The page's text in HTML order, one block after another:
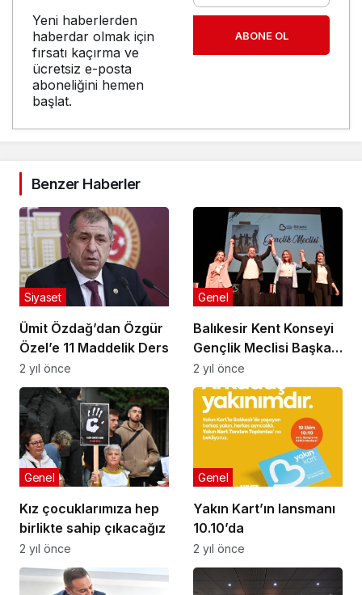
Yeni haberlerden
haberdar olmak için
fırsatı kaçırma ve
ücretsiz e-posta
aboneliğini hemen
başlat.
ABONE OL
Benzer Haberler
Ümit Özdağ’dan Özgür
Özel’e 11 Maddelik Ders
Siyaset
2 yıl önce
Balıkesir Kent Konseyi
Gençlik Meclisi Başkanı
seçildi
Genel
2 yıl önce
Kız çocuklarımıza hep
birlikte sahip çıkacağız
Genel
2 yıl önce
Yakın Kart’ın lansmanı
10.10’da
Genel
2 yıl önce